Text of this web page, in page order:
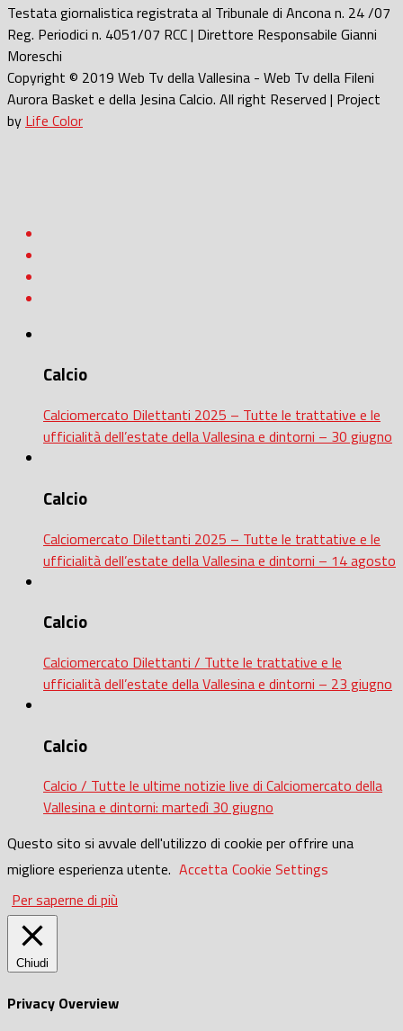
Testata giornalistica registrata al Tribunale di Ancona n. 24 /07
Reg. Periodici n. 4051/07 RCC | Direttore Responsabile Gianni
Moreschi
Copyright © 2019 Web Tv della Vallesina - Web Tv della Fileni
Aurora Basket e della Jesina Calcio. All right Reserved | Project
by Life Color
Calcio
Calciomercato Dilettanti 2025 – Tutte le trattative e le
ufficialità dell’estate della Vallesina e dintorni – 30 giugno
Calcio
Calciomercato Dilettanti 2025 – Tutte le trattative e le
ufficialità dell’estate della Vallesina e dintorni – 14 agosto
Calcio
Calciomercato Dilettanti / Tutte le trattative e le
ufficialità dell’estate della Vallesina e dintorni – 23 giugno
Calcio
Calcio / Tutte le ultime notizie live di Calciomercato della
Vallesina e dintorni: martedì 30 giugno
Questo sito si avvale dell'utilizzo di cookie per offrire una
migliore esperienza utente. Accetta Cookie Settings
Per saperne di più
Chiudi
Privacy Overview